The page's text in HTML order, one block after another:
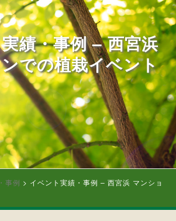
績・事例 – ⻄宮浜
での植栽イベント
事例 > イベント実績・事例 – ⻄宮浜 マンショ